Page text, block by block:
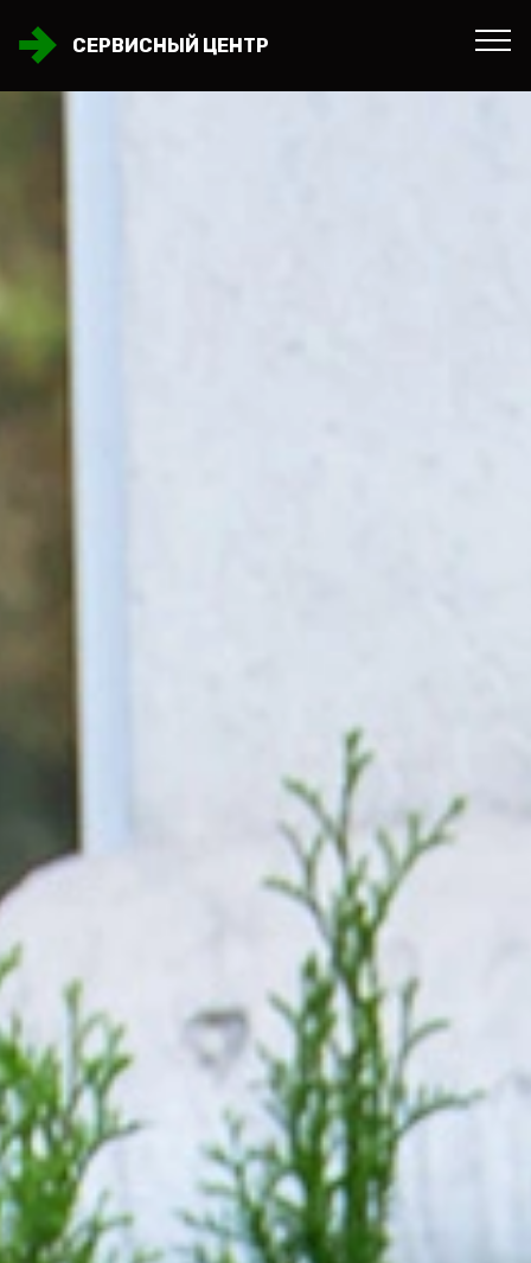
СЕРВИСНЫЙ ЦЕНТР